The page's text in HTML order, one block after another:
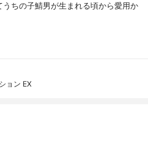
ちの子鯖男が生まれる頃から愛用か
ョン EX